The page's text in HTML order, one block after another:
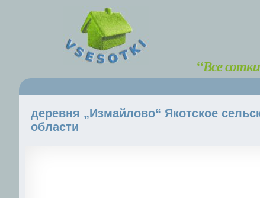
“Все
деревня „Измайлово“ Якотское
области